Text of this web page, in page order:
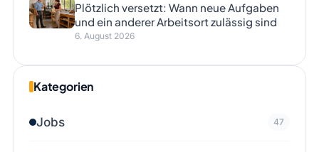
Plötzlich versetzt: Wann neue Aufgaben
und ein anderer Arbeitsort zulässig sind
6. August 2026
Kategorien
Jobs 47